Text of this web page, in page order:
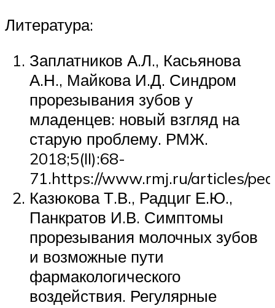
Литература:
Заплатников А.Л., Касьянова
А.Н., Майкова И.Д. Синдром
прорезывания зубов у
младенцев: новый взгляд на
старую проблему. РМЖ.
2018;5(II):68-
71.https://www.rmj.ru/articles/
Казюкова Т.В., Радциг Е.Ю.,
Панкратов И.В. Симптомы
прорезывания молочных зубов
и возможные пути
фармакологического
воздействия. Регулярные